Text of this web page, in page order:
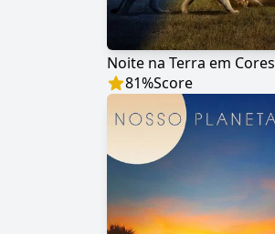
Noite na Terra em Cores
81%Score